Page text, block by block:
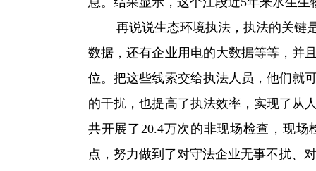
再说说生态环境执法，执法的关键是
数据，还有企业用电的大数据等等，并
位。把这些线索交给执法人员，他们就
的干扰，也提高了执法效率，实现了从
共开展了20.4万次的非现场检查，现
点，努力做到了对守法企业无事不扰、